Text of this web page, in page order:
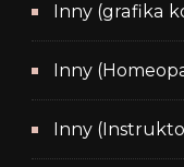
Inny (grafika
Inny
Inny